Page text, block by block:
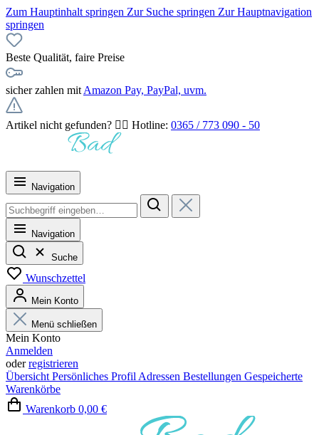
Zum Hauptinhalt springen Zur Suche springen Zur Hauptnavigation
springen
Beste Qualität, faire Preise
sicher zahlen mit Amazon Pay, PayPal, uvm.
Artikel nicht gefunden? 👉🏻 Hotline: 0365 / 773 090 - 50
Navigation
Navigation
Suche
Wunschzettel
Mein Konto
Menü schließen
Mein Konto
Anmelden
oderregistrieren
Übersicht Persönliches Profil Adressen Bestellungen Gespeicherte
Warenkörbe
Warenkorb 0,00 €